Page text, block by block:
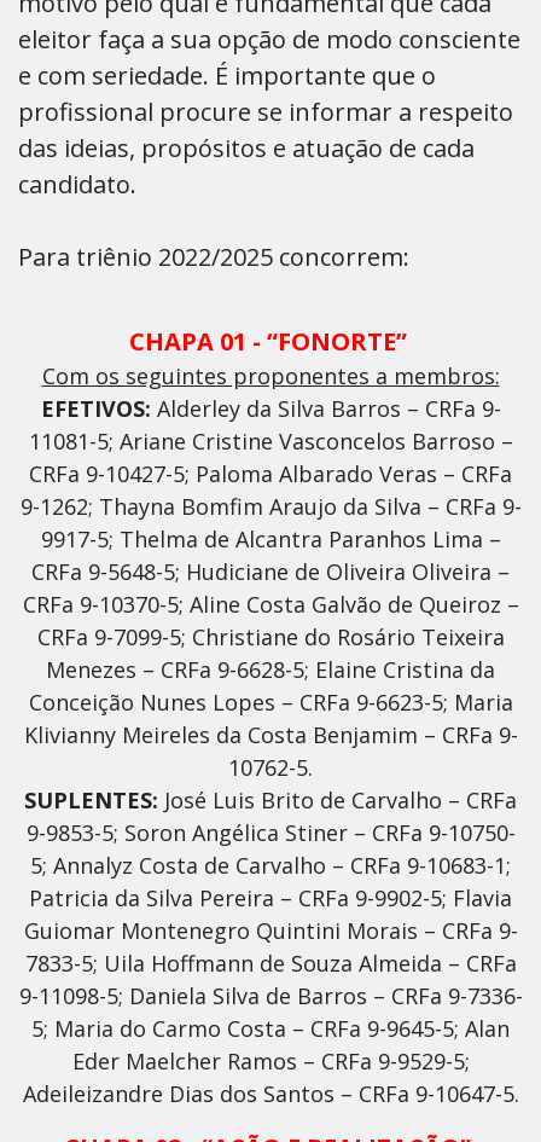
eleitor faça a sua opção de modo consciente
e com seriedade. É importante que o
profissional procure se informar a respeito
das ideias, propósitos e atuação de cada
candidato.
Para triênio 2022/2025 concorrem:
CHAPA 01 - “FONORTE”
Com os seguintes proponentes a membros:
EFETIVOS: Alderley da Silva Barros – CRFa 9-
11081-5; Ariane Cristine Vasconcelos Barroso –
CRFa 9-10427-5; Paloma Albarado Veras – CRFa
9-1262; Thayna Bomfim Araujo da Silva – CRFa 9-
9917-5; Thelma de Alcantra Paranhos Lima –
CRFa 9-5648-5; Hudiciane de Oliveira Oliveira –
CRFa 9-10370-5; Aline Costa Galvão de Queiroz –
CRFa 9-7099-5; Christiane do Rosário Teixeira
Menezes – CRFa 9-6628-5; Elaine Cristina da
Conceição Nunes Lopes – CRFa 9-6623-5; Maria
Klivianny Meireles da Costa Benjamim – CRFa 9-
10762-5.
SUPLENTES: José Luis Brito de Carvalho – CRFa
9-9853-5; Soron Angélica Stiner – CRFa 9-10750-
5; Annalyz Costa de Carvalho – CRFa 9-10683-1;
Patricia da Silva Pereira – CRFa 9-9902-5; Flavia
Guiomar Montenegro Quintini Morais – CRFa 9-
7833-5; Uila Hoffmann de Souza Almeida – CRFa
9-11098-5; Daniela Silva de Barros – CRFa 9-7336-
5; Maria do Carmo Costa – CRFa 9-9645-5; Alan
Eder Maelcher Ramos – CRFa 9-9529-5;
Adeileizandre Dias dos Santos – CRFa 9-10647-5.